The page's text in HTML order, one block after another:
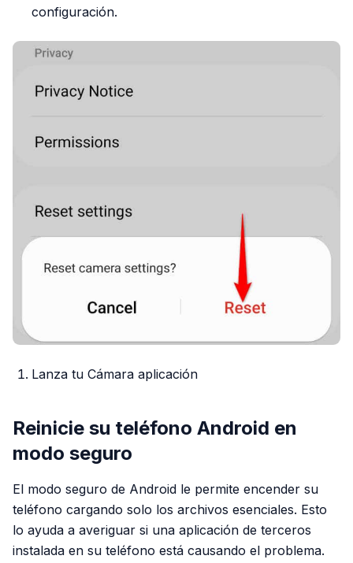
configuración.
Lanza tu Cámara aplicación
Reinicie su teléfono Android en
modo seguro
El modo seguro de Android le permite encender su
teléfono cargando solo los archivos esenciales. Esto
lo ayuda a averiguar si una aplicación de terceros
instalada en su teléfono está causando el problema.